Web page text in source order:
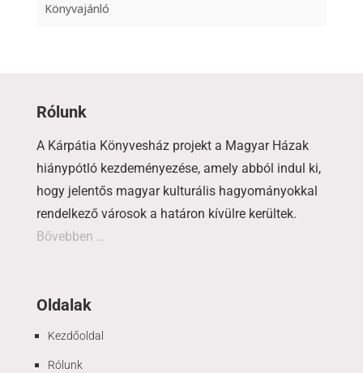
Könyvajánló
Rólunk
A Kárpátia Könyvesház projekt a Magyar Házak
hiánypótló kezdeményezése, amely abból indul ki,
hogy jelentős magyar kulturális hagyományokkal
rendelkező városok a határon kívülre kerültek.
Bővebben …
Oldalak
Kezdőoldal
Rólunk